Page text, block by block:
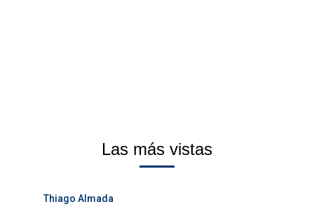
Las más vistas
Thiago Almada